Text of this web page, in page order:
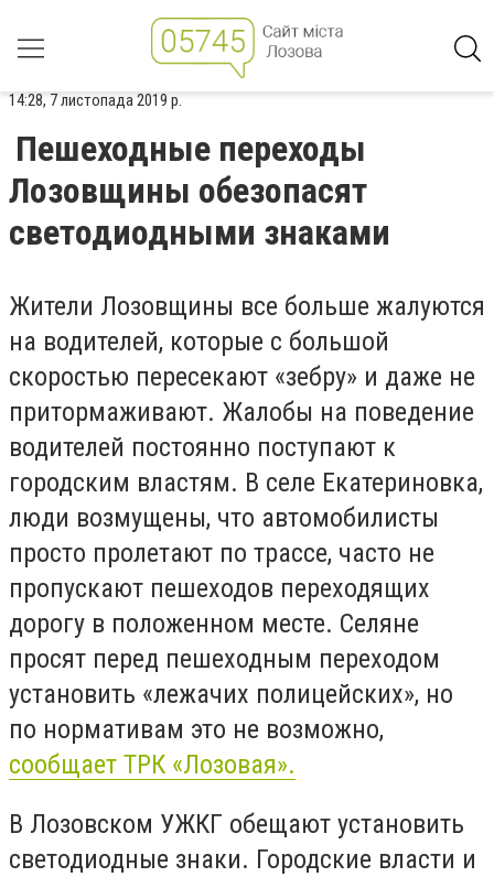
14:28, 7 листопада 2019 р.
Пешеходные переходы
Лозовщины обезопасят
светодиодными знаками
Жители Лозовщины все больше жалуются
на водителей, которые с большой
скоростью пересекают «зебру» и даже не
притормаживают. Жалобы на поведение
водителей постоянно поступают к
городским властям. В селе Екатериновка,
люди возмущены, что автомобилисты
просто пролетают по трассе, часто не
пропускают пешеходов переходящих
дорогу в положенном месте. Селяне
просят перед пешеходным переходом
установить «лежачих полицейских», но
по нормативам это не возможно,
сообщает ТРК «Лозовая».
В Лозовском УЖКГ обещают установить
светодиодные знаки. Городские власти и